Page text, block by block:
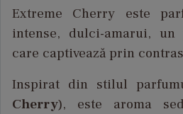
Extreme Cherry este
intense, dulci-amarui, un
care captivează prin
Inspirat din stilul
Cherry), este aroma